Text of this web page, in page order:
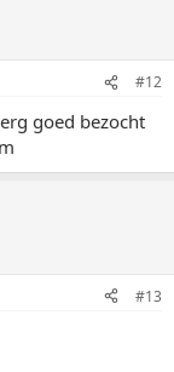
#12
goed bezocht
#13